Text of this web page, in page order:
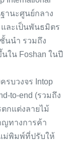
านะศูนย์กลาง
ละเป็นพันธมิตร
นนำ รวมถึง
ใน Foshan ในปี
รบวงจร Intop
to-end (รวมถึง
กแต่งลายไม้
ญทางการค้า
ม่พิมพ์ที่ปรับให้